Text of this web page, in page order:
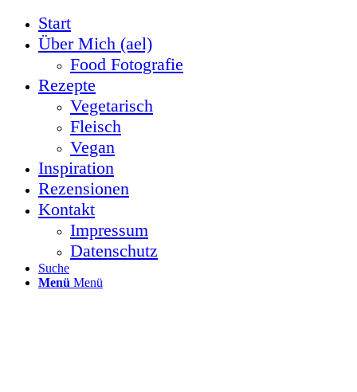
Start
Über Mich (ael)
Food Fotografie
Rezepte
Vegetarisch
Fleisch
Vegan
Inspiration
Rezensionen
Kontakt
Impressum
Datenschutz
Suche
Menü Menü